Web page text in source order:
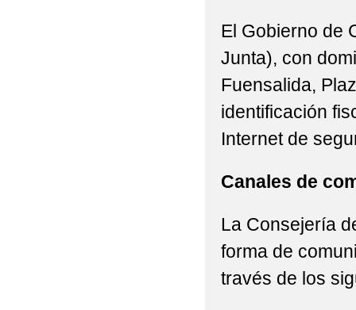
El Gobierno de
Junta), con
Fuensalida,
identificación
Internet de
Canales de
La Consejería
forma de
través de los